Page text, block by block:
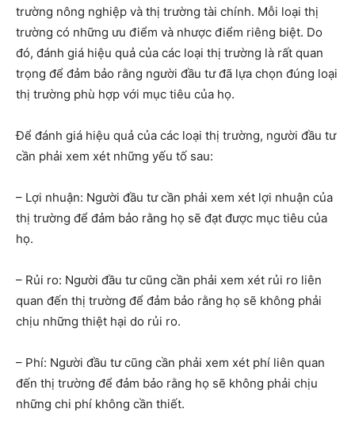
trường nông nghiệp và thị trường tài chính. Mỗi loại thị
trường có những ưu điểm và nhược điểm riêng biệt. Do
đó, đánh giá hiệu quả của các loại thị trường là rất quan
trọng để đảm bảo rằng người đầu tư đã lựa chọn đúng loại
thị trường phù hợp với mục tiêu của họ.
Để đánh giá hiệu quả của các loại thị trường, người đầu tư
cần phải xem xét những yếu tố sau:
– Lợi nhuận: Người đầu tư cần phải xem xét lợi nhuận của
thị trường để đảm bảo rằng họ sẽ đạt được mục tiêu của
họ.
– Rủi ro: Người đầu tư cũng cần phải xem xét rủi ro liên
quan đến thị trường để đảm bảo rằng họ sẽ không phải
chịu những thiệt hại do rủi ro.
– Phí: Người đầu tư cũng cần phải xem xét phí liên quan
đến thị trường để đảm bảo rằng họ sẽ không phải chịu
những chi phí không cần thiết.